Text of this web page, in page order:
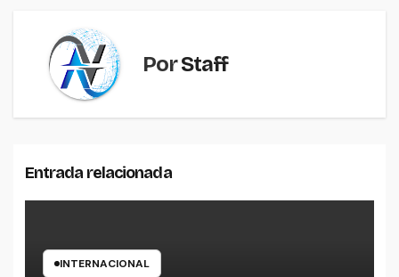
PorStaff
Entrada relacionada
INTERNACIONAL